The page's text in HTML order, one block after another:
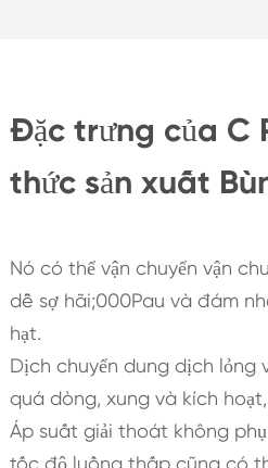
Đặc trưng của C
thức sản xuất
Nó có thể vận chuyển vận
dễ sợ hãi;000Pau và đám
hạt.
Dịch chuyển dung dịch lỏng
quá dòng, xung và kích
Áp suất giải thoát không
tốc độ luồng thấp cũng có